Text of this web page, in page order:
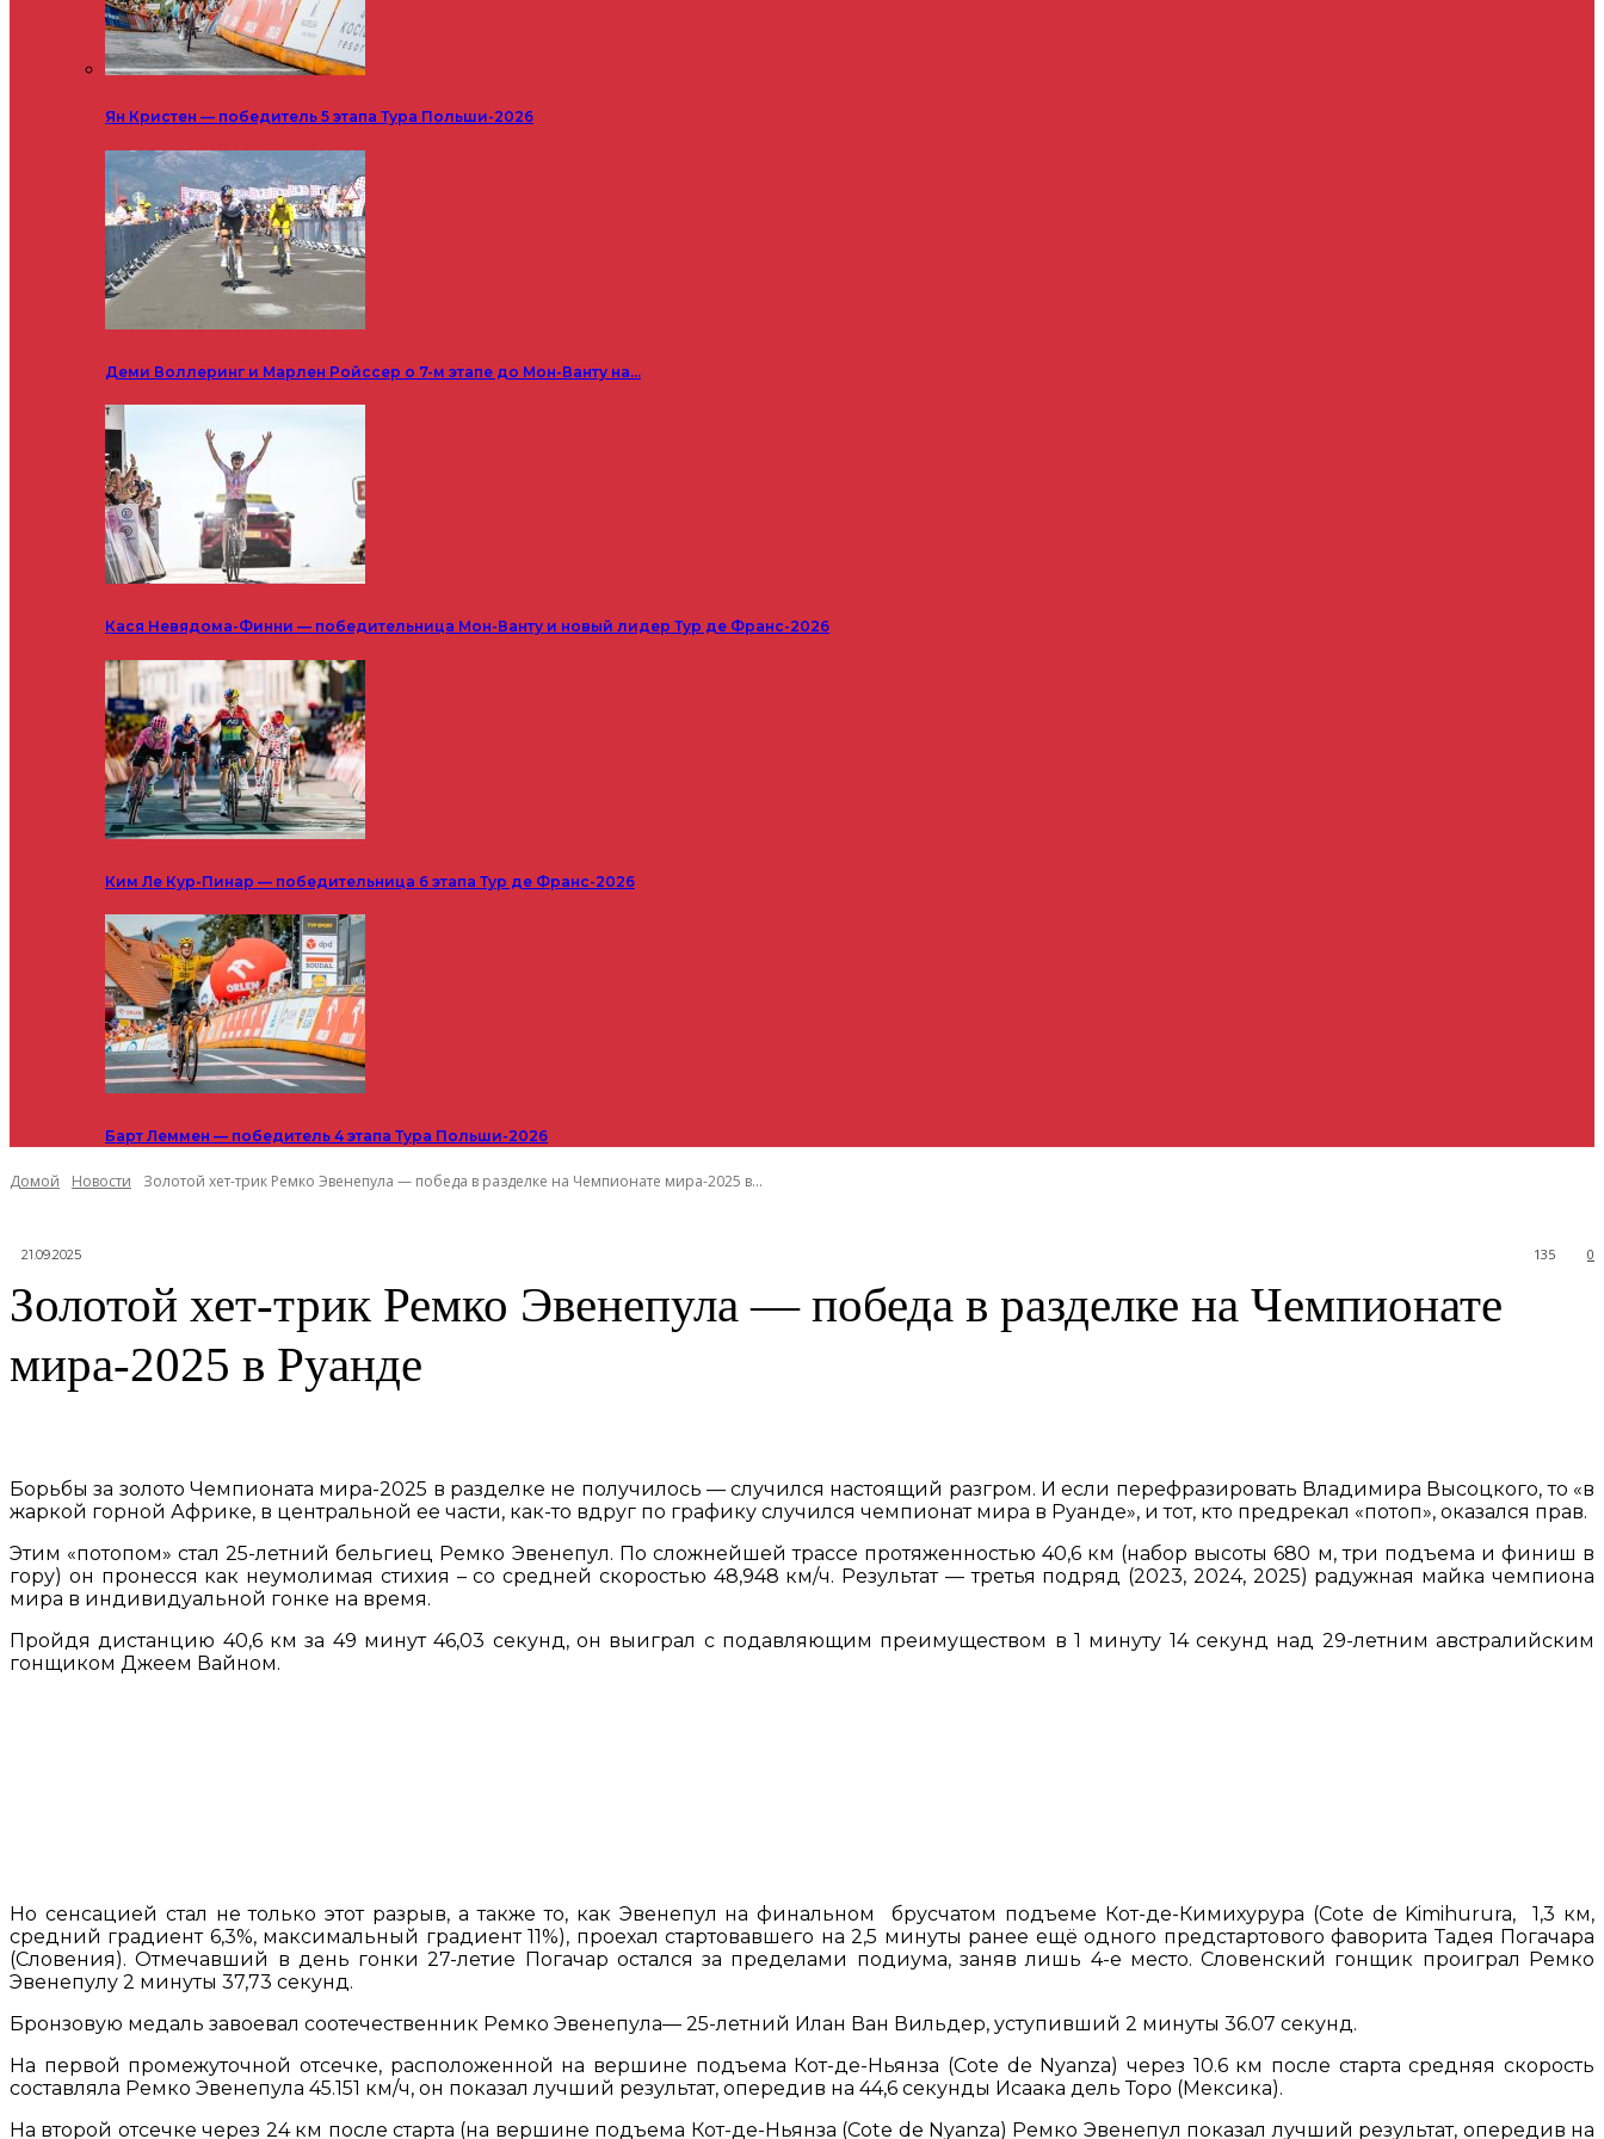
Ян Кристен — победитель 5 этапа Тура Польши-2026
Деми Воллеринг и Марлен Ройссер о 7-м этапе до Мон-Ванту на…
Кася Невядома-Финни — победительница Мон-Ванту и новый лидер Тур де Франс-2026
Ким Ле Кур-Пинар — победительница 6 этапа Тур де Франс-2026
Барт Леммен — победитель 4 этапа Тура Польши-2026
Домой Новости Золотой хет-трик Ремко Эвенепула — победа в разделке на Чемпионате мира-2025 в...
21.09.2025 0
135
Золотой хет-трик Ремко Эвенепула — победа в разделке на Чемпионате
мира-2025 в Руанде
Борьбы за золото Чемпионата мира-2025 в разделке не получилось — случился настоящий разгром. И если перефразировать Владимира Высоцкого, то «в
жаркой горной Африке, в центральной ее части, как-то вдруг по графику случился чемпионат мира в Руанде», и тот, кто предрекал «потоп», оказался прав.
Этим «потопом» стал 25-летний бельгиец Ремко Эвенепул. По сложнейшей трассе протяженностью 40,6 км (набор высоты 680 м, три подъема и финиш в
гору) он пронесся как неумолимая стихия – со средней скоростью 48,948 км/ч. Результат — третья подряд (2023, 2024, 2025) радужная майка чемпиона
мира в индивидуальной гонке на время.
Пройдя дистанцию 40,6 км за 49 минут 46,03 секунд, он выиграл с подавляющим преимуществом в 1 минуту 14 секунд над 29-летним австралийским
гонщиком Джеем Вайном.
Но сенсацией стал не только этот разрыв, а также то, как Эвенепул на финальном брусчатом подъеме Кот-де-Кимихурура (Cote de Kimihurura, 1,3 км,
средний градиент 6,3%, максимальный градиент 11%), проехал стартовавшего на 2,5 минуты ранее ещё одного предстартового фаворита Тадея Погачара
(Словения). Отмечавший в день гонки 27-летие Погачар остался за пределами подиума, заняв лишь 4-е место. Словенский гонщик проиграл Ремко
Эвенепулу 2 минуты 37,73 секунд.
Бронзовую медаль завоевал соотечественник Ремко Эвенепула— 25-летний Илан Ван Вильдер, уступивший 2 минуты 36.07 секунд.
На первой промежуточной отсечке, расположенной на вершине подъема Кот-де-Ньянза (Cote de Nyanza) через 10.6 км после старта средняя скорость
составляла Ремко Эвенепула 45.151 км/ч, он показал лучший результат, опередив на 44,6 секунды Исаака дель Торо (Мексика).
На второй отсечке через 24 км после старта (на вершине подъема Кот-де-Ньянза (Cote de Nyanza) Ремко Эвенепул показал лучший результат, опередив на